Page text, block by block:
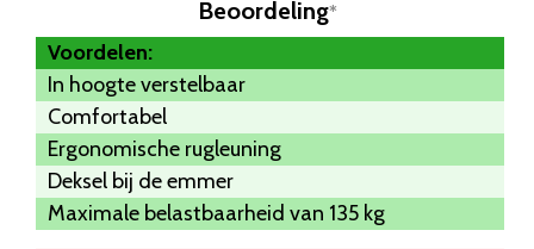
Beoordeling*
Voordelen:
In hoogte verstelbaar
Comfortabel
Ergonomische rugleuning
Deksel bij de emmer
Maximale belastbaarheid van 135 kg